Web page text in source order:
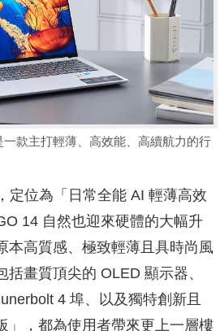
一款主打輕薄、高效能、高續航力的行
定位為「日常全能 AI 輕薄高效
14 自然也迎來硬體的大幅升
本高質感、極致輕薄且具時尚風
畫質頂尖的 OLED 顯示器、
4 埠、以及獨特創新且
」，都為使用者帶來更上一層樓